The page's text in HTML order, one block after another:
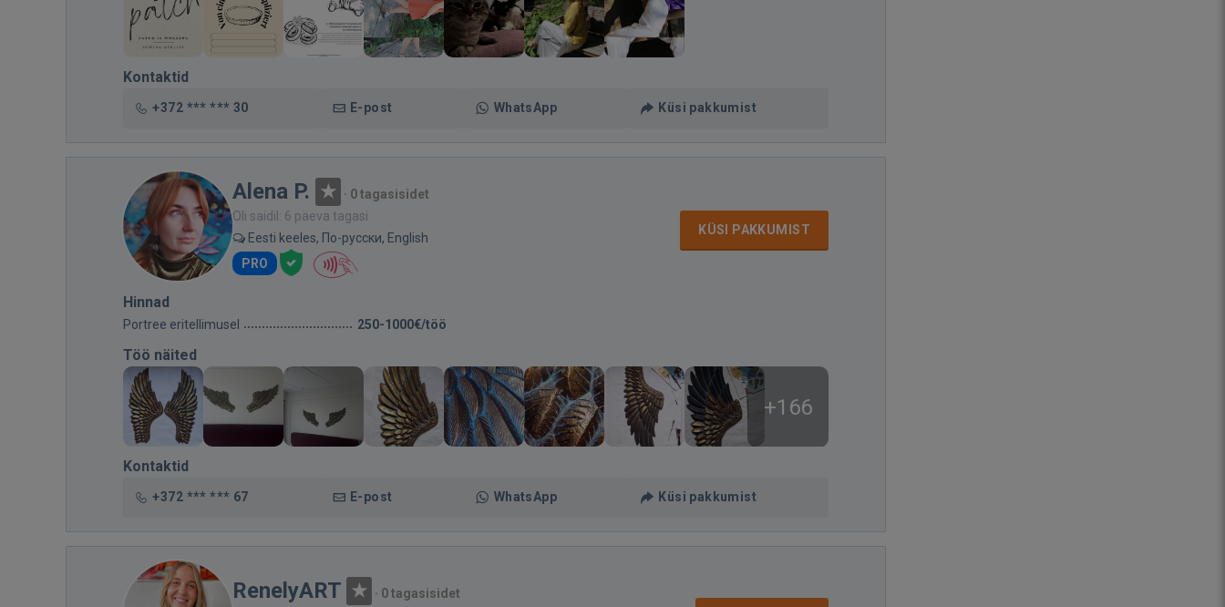
Kontaktid
+372 *** *** 30 E-post WhatsApp Küsi pakkumist
Alena P. · 0 tagasisidet
Oli saidil: 6 päeva tagasi
Eesti keeles, По-русски, English
PRO
KÜSI PAKKUMIST
Hinnad
Portree eritellimusel 250-1000€/töö
Töö näited
+166
Kontaktid
+372 *** *** 67 E-post WhatsApp Küsi pakkumist
RenelyART · 0 tagasisidet